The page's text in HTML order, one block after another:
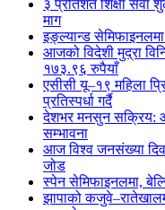
३ प्रतिशत शिक्षा सेवा
माग
इङ्ल्यान्ड
आजको विदेशी मुद्रा
१७३.९६ रुपैयाँ
एसीसी यू–१९ महिला
प्रतिस्पर्धा गर्दै
देशभर मनसुन सक्रिय: आज
सम्भावना
आज विश्व जनसंख्या
जोड
स्पेन सेमिफाइनलमा,
झापाको